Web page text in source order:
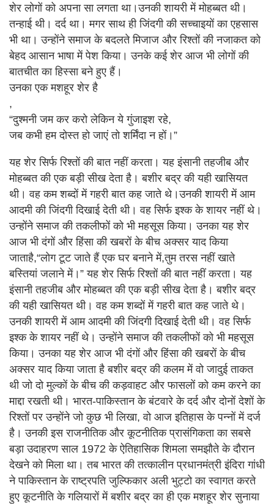
शेर लोगों को अपना सा लगता था।उनकी शायरी में मोहब्बत थी।
तन्हाई थी। दर्द था। मगर साथ ही जिंदगी की सच्चाइयों का एहसास
भी था। उन्होंने समाज के बदलते मिजाज और रिश्तों की नजाकत को
बेहद आसान भाषा में पेश किया। उनके कई शेर आज भी लोगों की
बातचीत का हिस्सा बने हुए हैं।
उनका एक मशहूर शेर है
,
“दुश्मनी जम कर करो लेकिन ये गुंजाइश रहे,
जब कभी हम दोस्त हो जाएं तो शर्मिंदा न हों।”
यह शेर सिर्फ रिश्तों की बात नहीं करता। यह इंसानी तहजीब और
मोहब्बत की एक बड़ी सीख देता है। बशीर बद्र की यही खासियत
थी। वह कम शब्दों में गहरी बात कह जाते थे।उनकी शायरी में आम
आदमी की जिंदगी दिखाई देती थी। वह सिर्फ इश्क के शायर नहीं थे।
उन्होंने समाज की तकलीफों को भी महसूस किया। उनका यह शेर
आज भी दंगों और हिंसा की खबरों के बीच अक्सर याद किया
जाताहै,“लोग टूट जाते हैं एक घर बनाने में,तुम तरस नहीं खाते
बस्तियां जलाने में।” यह शेर सिर्फ रिश्तों की बात नहीं करता। यह
इंसानी तहजीब और मोहब्बत की एक बड़ी सीख देता है। बशीर बद्र
की यही खासियत थी। वह कम शब्दों में गहरी बात कह जाते थे।
उनकी शायरी में आम आदमी की जिंदगी दिखाई देती थी। वह सिर्फ
इश्क के शायर नहीं थे। उन्होंने समाज की तकलीफों को भी महसूस
किया। उनका यह शेर आज भी दंगों और हिंसा की खबरों के बीच
अक्सर याद किया जाता है बशीर बद्र की कलम में वो जादुई ताकत
थी जो दो मुल्कों के बीच की कड़वाहट और फासलों को कम करने का
माद्दा रखती थी। भारत-पाकिस्तान के बंटवारे के दर्द और दोनों देशों के
रिश्तों पर उन्होंने जो कुछ भी लिखा, वो आज इतिहास के पन्नों में दर्ज
है। उनकी इस राजनीतिक और कूटनीतिक प्रासंगिकता का सबसे
बड़ा उदाहरण साल 1972 के ऐतिहासिक शिमला समझौते के दौरान
देखने को मिला था। तब भारत की तत्कालीन प्रधानमंत्री इंदिरा गांधी
ने पाकिस्तान के राष्ट्रपति जुल्फिकार अली भुट्टो का स्वागत करते
हुए कूटनीति के गलियारों में बशीर बद्र का ही एक मशहूर शेर सुनाया